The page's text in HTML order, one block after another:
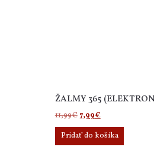
ŽALMY 365
11,99€Pôvodná
cena
bola:
11,99€.
7,99€Aktuálna
cena
je:
7,99€.
Pridať do košíka